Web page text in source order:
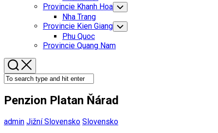
Menu
Provincie Khanh Hoa Toggle
Child
Menu
Nha Trang
Provincie Kien Giang Toggle
Child
Phu Quoc
Provincie Quang Nam
Penzion Platan Ňárad
admin Jižní Slovensko Slovensko